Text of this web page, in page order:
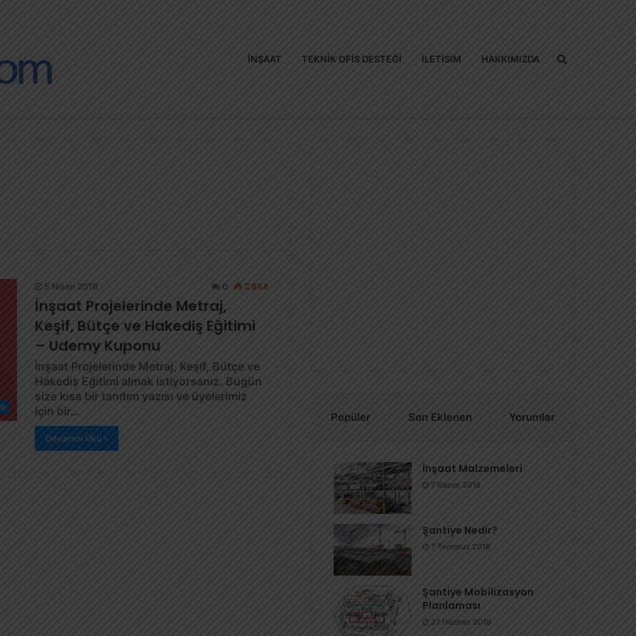
İNŞAAT TEKNIK OFIS DESTEĞI İLETISIM HAKKIMIZDA
5 Nisan 2019 0 2.884
İnşaat Projelerinde Metraj,
Keşif, Bütçe ve Hakediş Eğitimi
– Udemy Kuponu
İnşaat Projelerinde Metraj, Keşif, Bütçe ve
Hakediş Eğitimi almak istiyorsanız. Bugün
size kısa bir tanıtım yazısı ve üyelerimiz
için bir…
Devamını Oku »
Popüler Son Eklenen Yorumlar
İnşaat Malzemeleri
7 Kasım 2018
Şantiye Nedir?
7 Temmuz 2018
Şantiye Mobilizasyon
Planlaması
27 Haziran 2018